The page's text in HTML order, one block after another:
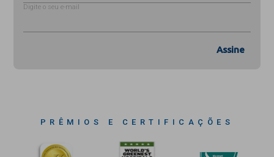
Digite o seu e-mail
Assine
PRÊMIOS E CERTIFICAÇÕES